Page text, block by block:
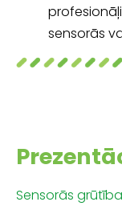
sensorās
Sensorās